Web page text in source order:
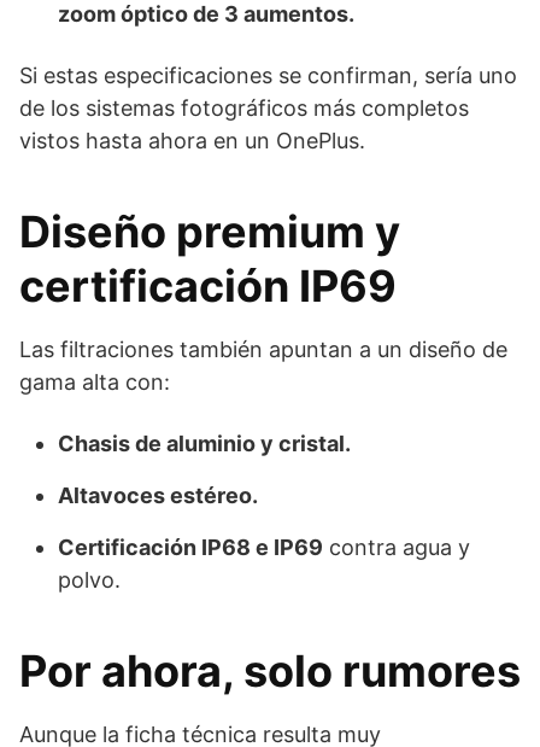
zoom óptico de 3 aumentos.
Si estas especificaciones se confirman, sería uno
de los sistemas fotográficos más completos
vistos hasta ahora en un OnePlus.
Diseño premium y
certificación IP69
Las filtraciones también apuntan a un diseño de
gama alta con:
Chasis de aluminio y cristal.
Altavoces estéreo.
Certificación IP68 e IP69 contra agua y
polvo.
Por ahora, solo rumores
Aunque la ficha técnica resulta muy